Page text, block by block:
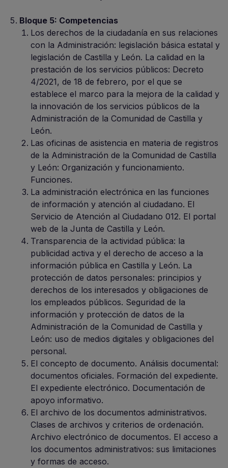
Bloque 5: Competencias
Los derechos de la ciudadanía en sus relaciones
con la Administración: legislación básica estatal y
legislación de Castilla y León. La calidad en la
prestación de los servicios públicos: Decreto
4/2021, de 18 de febrero, por el que se
establece el marco para la mejora de la calidad y
la innovación de los servicios públicos de la
Administración de la Comunidad de Castilla y
León.
Las oficinas de asistencia en materia de registros
de la Administración de la Comunidad de Castilla
y León: Organización y funcionamiento.
Funciones.
La administración electrónica en las funciones
de información y atención al ciudadano. El
Servicio de Atención al Ciudadano 012. El portal
web de la Junta de Castilla y León.
Transparencia de la actividad pública: la
publicidad activa y el derecho de acceso a la
información pública en Castilla y León. La
protección de datos personales: principios y
derechos de los interesados y obligaciones de
los empleados públicos. Seguridad de la
información y protección de datos de la
Administración de la Comunidad de Castilla y
León: uso de medios digitales y obligaciones del
personal.
El concepto de documento. Análisis documental:
documentos oficiales. Formación del expediente.
El expediente electrónico. Documentación de
apoyo informativo.
El archivo de los documentos administrativos.
Clases de archivos y criterios de ordenación.
Archivo electrónico de documentos. El acceso a
los documentos administrativos: sus limitaciones
y formas de acceso.